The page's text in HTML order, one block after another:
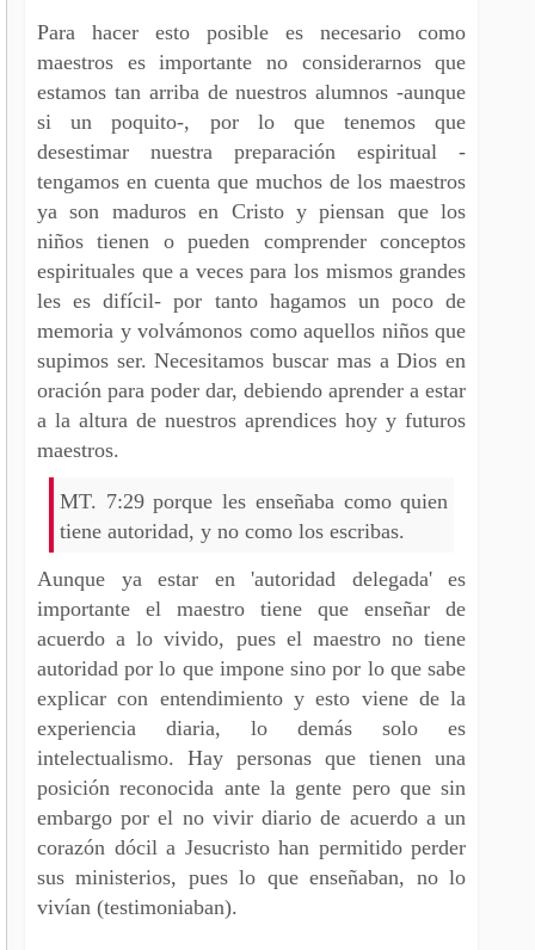
Para hacer esto posible es necesario como
maestros es importante no considerarnos que
estamos tan arriba de nuestros alumnos -aunque
si un poquito-, por lo que tenemos que
desestimar nuestra preparación espiritual -
tengamos en cuenta que muchos de los maestros
ya son maduros en Cristo y piensan que los
niños tienen o pueden comprender conceptos
espirituales que a veces para los mismos grandes
les es difícil- por tanto hagamos un poco de
memoria y volvámonos como aquellos niños que
supimos ser. Necesitamos buscar mas a Dios en
oración para poder dar, debiendo aprender a estar
a la altura de nuestros aprendices hoy y futuros
maestros.
MT. 7:29 porque les enseñaba como quien
tiene autoridad, y no como los escribas.
Aunque ya estar en 'autoridad delegada' es
importante el maestro tiene que enseñar de
acuerdo a lo vivido, pues el maestro no tiene
autoridad por lo que impone sino por lo que sabe
explicar con entendimiento y esto viene de la
experiencia diaria, lo demás solo es
intelectualismo. Hay personas que tienen una
posición reconocida ante la gente pero que sin
embargo por el no vivir diario de acuerdo a un
corazón dócil a Jesucristo han permitido perder
sus ministerios, pues lo que enseñaban, no lo
vivían (testimoniaban).